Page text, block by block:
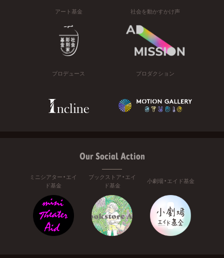
アート基金 社会を動かすかけ声
プロデュース プロダクション
Our Social Action
ミニシアター・エイ
ド基金
ブックストア・エイ
ド基金
小劇場・エイド基金